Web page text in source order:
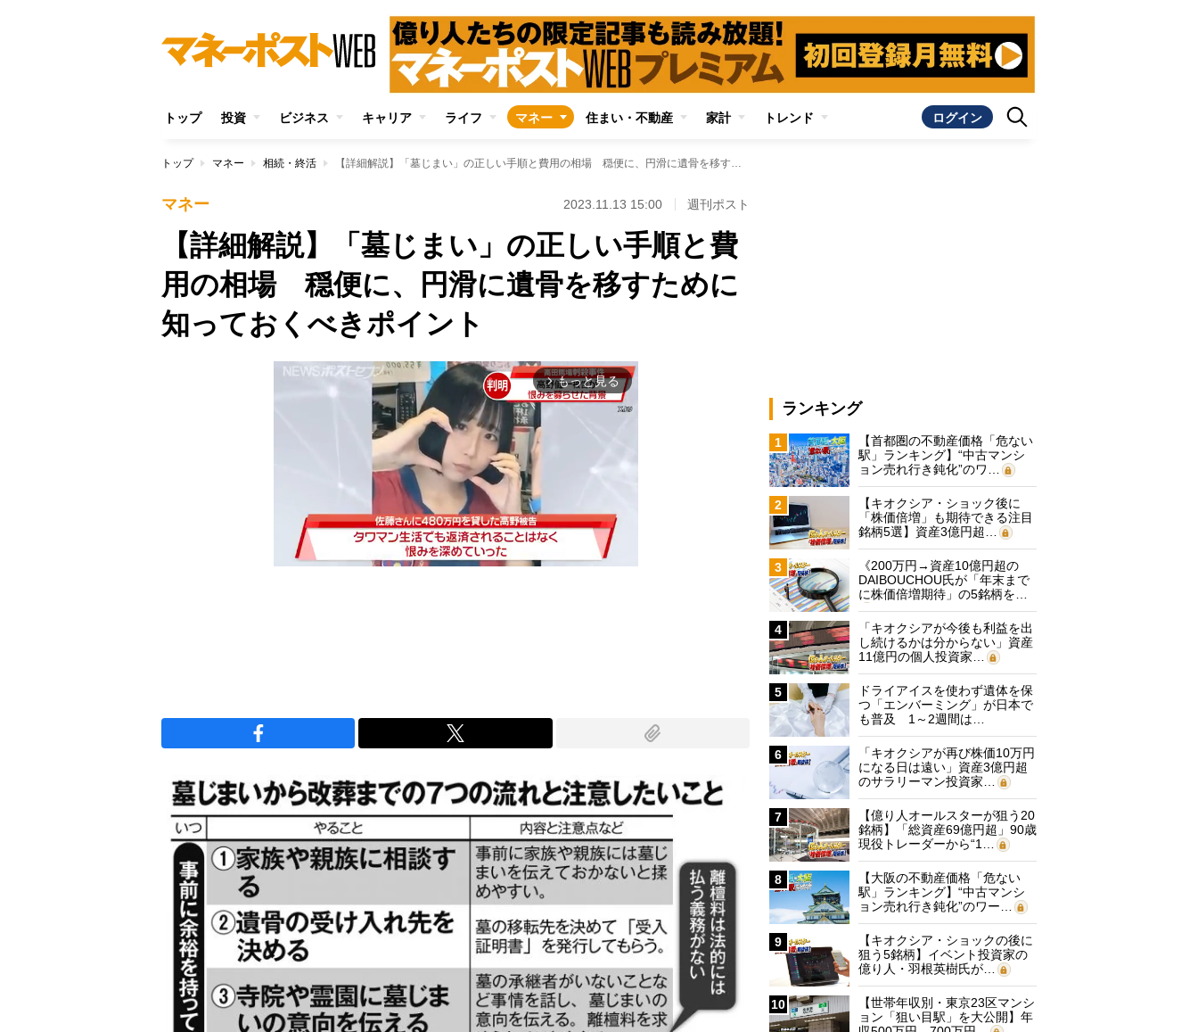
トップ 投資 ビジネス キャリア ライフ マネー 住まい・不動産 家計 トレンド ログイン
トップ マネー 相続・終活 【詳細解説】「墓じまい」の正しい手順と費用の相場 穏便に、円滑に遺骨を移すために知っておくべきポイント
マネー 2023.11.13 15:00 週刊ポスト
【詳細解説】「墓じまい」の正しい手順と費
用の相場 穏便に、円滑に遺骨を移すために
知っておくべきポイント
arrow_forward_ios もっと見る
ランキング
1
【首都圏の不動産価格「危ない
駅」ランキング】“中古マンシ
ョン売れ行き鈍化”のワ…
2
【キオクシア・ショック後に
「株価倍増」も期待できる注目
銘柄5選】資産3億円超…
3
《200万円→資産10億円超の
DAIBOUCHOU氏が「年末まで
に株価倍増期待」の5銘柄を…
4
「キオクシアが今後も利益を出
し続けるかは分からない」資産
11億円の個人投資家…
5
ドライアイスを使わず遺体を保
つ「エンバーミング」が日本で
も普及 1～2週間は…
6
「キオクシアが再び株価10万円
になる日は遠い」資産3億円超
のサラリーマン投資家…
7
【億り人オールスターが狙う20
銘柄】「総資産69億円超」90歳
現役トレーダーから“1…
8
【大阪の不動産価格「危ない
駅」ランキング】“中古マンシ
ョン売れ行き鈍化”のワー…
9
【キオクシア・ショックの後に
狙う5銘柄】イベント投資家の
億り人・羽根英樹氏が…
10
【世帯年収別・東京23区マンシ
ョン「狙い目駅」を大公開】年